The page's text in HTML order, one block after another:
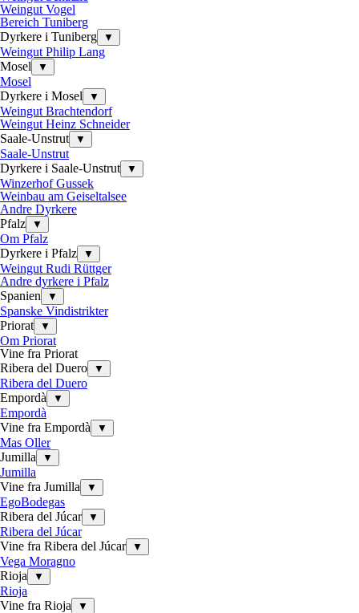
Weingut Vogel
Bereich Tuniberg
Dyrkere i Tuniberg
▼
Weingut Philip Lang
Mosel
▼
Mosel
Dyrkere i Mosel
▼
Weingut Brachtendorf
Weingut Heinz Schneider
Saale-Unstrut
▼
Saale-Unstrut
Dyrkere i Saale-Unstrut
▼
Winzerhof Gussek
Weinbau am Geiseltalsee
Andre Dyrkere
Pfalz
▼
Om Pfalz
Dyrkere i Pfalz
▼
Weingut Rudi Rüttger
Andre dyrkere i Pfalz
Spanien
▼
Spanske Vindistrikter
Priorat
▼
Om Priorat
Vine fra Priorat
Ribera del Duero
▼
Ribera del Duero
Empordà
▼
Empordà
Vine fra Empordà
▼
Mas Oller
Jumilla
▼
Jumilla
Vine fra Jumilla
▼
EgoBodegas
Ribera del Júcar
▼
Ribera del Júcar
Vine fra Ribera del Júcar
▼
Vega Moragno
Rioja
▼
Rioja
Vine fra Rioja
▼